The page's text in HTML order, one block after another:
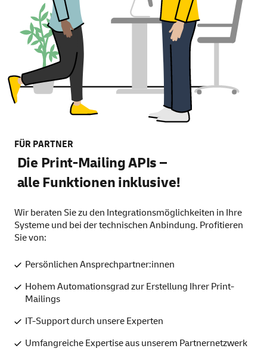
FÜR PARTNER
Die Print-Mailing APIs –
alle Funktionen inklusive!
Wir beraten Sie zu den Integrationsmöglichkeiten in Ihre
Systeme und bei der technischen Anbindung. Profitieren
Sie von:
Persönlichen Ansprechpartner:innen
Hohem Automationsgrad zur Erstellung Ihrer Print-
Mailings
IT-Support durch unsere Experten
Umfangreiche Expertise aus unserem Partnernetzwerk